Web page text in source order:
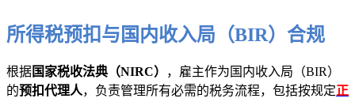
所得税预扣与国内收入局（BIR）合规
根据国家税收法典（NIRC）
，雇主作为国内收入局（BIR）
的预扣代理人，负责管理所有必需的税务流程，包括按规定正